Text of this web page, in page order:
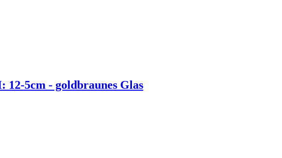
5cm - goldbraunes Glas